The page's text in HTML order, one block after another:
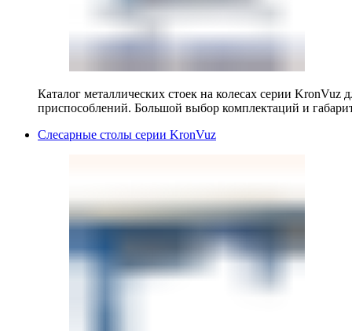
Каталог металлических стоек на колесах серии KronVuz
приспособлений. Большой выбор комплектаций и
Слесарные столы серии KronVuz